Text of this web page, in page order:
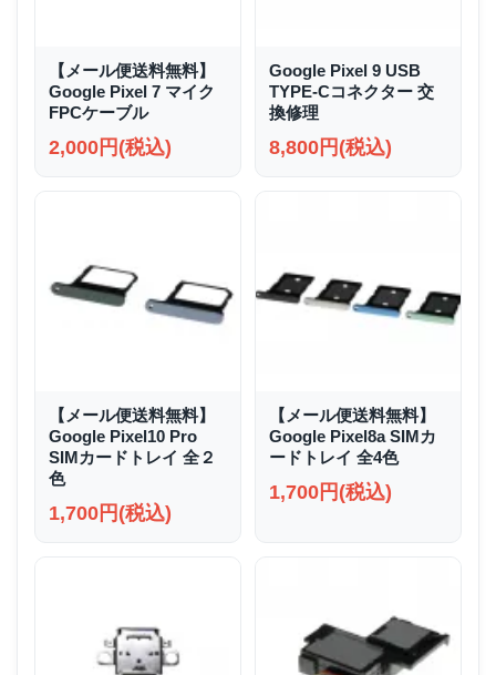
【メール便送料無料】
Google Pixel 7 マイク
FPCケーブル
2,000円(税込)
Google Pixel 9 USB
TYPE-Cコネクター 交
換修理
8,800円(税込)
【メール便送料無料】
Google Pixel10 Pro
SIMカードトレイ 全２
色
1,700円(税込)
【メール便送料無料】
Google Pixel8a SIMカ
ードトレイ 全4色
1,700円(税込)